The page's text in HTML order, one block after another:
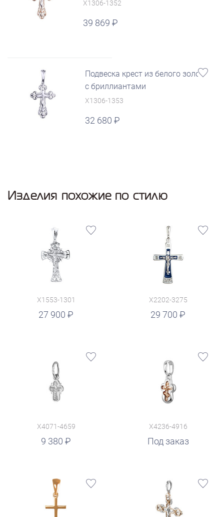
X1306-1352
39 869
Подвеска крест из белого золота
с бриллиантами
X1306-1353
32 680
Изделия похожие по стилю
X1553-1301
27 900
X2202-3275
29 700
X4071-4659
9 380
X4236-4916
Под заказ